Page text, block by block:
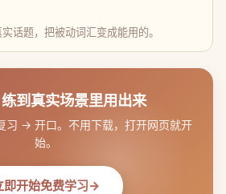
话题，把被动词汇变成能用的。
到真实场景里用出来
习 → 开口。不用下载，打开网页就开
始。
即开始免费学习